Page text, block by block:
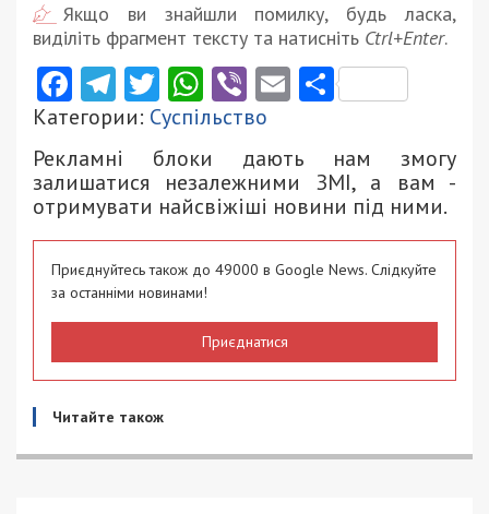
Якщо ви знайшли помилку, будь ласка,
виділіть фрагмент тексту та натисніть Ctrl+Enter.
Facebook
Telegram
Twitter
WhatsApp
ViberEmail
Категории: Суспільство
Рекламні блоки дають нам змогу
залишатися незалежними ЗМІ, а вам -
отримувати найсвіжіші новини під ними.
Приєднуйтесь також до 49000 в Google News. Слідкуйте
за останніми новинами!
Приєднатися
Читайте також